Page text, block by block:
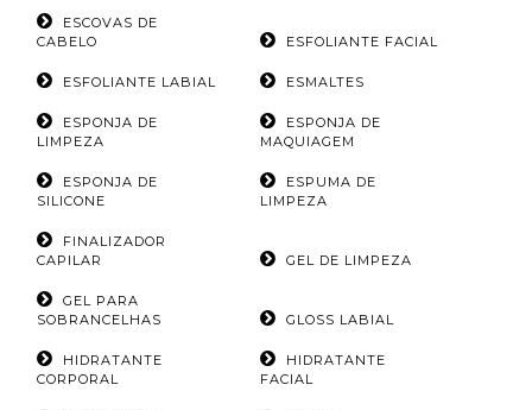
ESCOVAS DE
CABELO
ESFOLIANTE FACIAL
ESFOLIANTE LABIAL ESMALTES
ESPONJA DE
LIMPEZA
ESPONJA DE
MAQUIAGEM
ESPONJA DE
SILICONE
ESPUMA DE
LIMPEZA
FINALIZADOR
CAPILAR
GEL DE LIMPEZA
GEL PARA
SOBRANCELHAS
GLOSS LABIAL
HIDRATANTE
CORPORAL
HIDRATANTE
FACIAL